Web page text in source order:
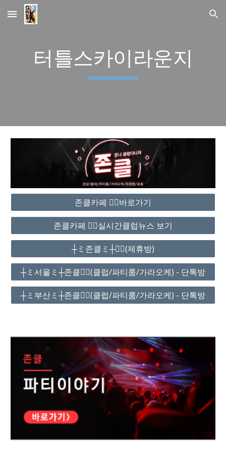
Skip to main content Skip to navigation
터틀스카이라운지
존클카페 ❤️‍🔥바로가기
존클카페 ❤️‍🔥실시간클럽뉴스 보기
┼ミ존클ミ┼❤️‍🔥(제휴방)
┼ミ서울ミ┼존클❤️‍🔥(클럽/파티룸/가라오케) - 단톡방
┼ミ부산ミ┼존클❤️‍🔥(클럽/파티룸/가라오케) - 단톡방